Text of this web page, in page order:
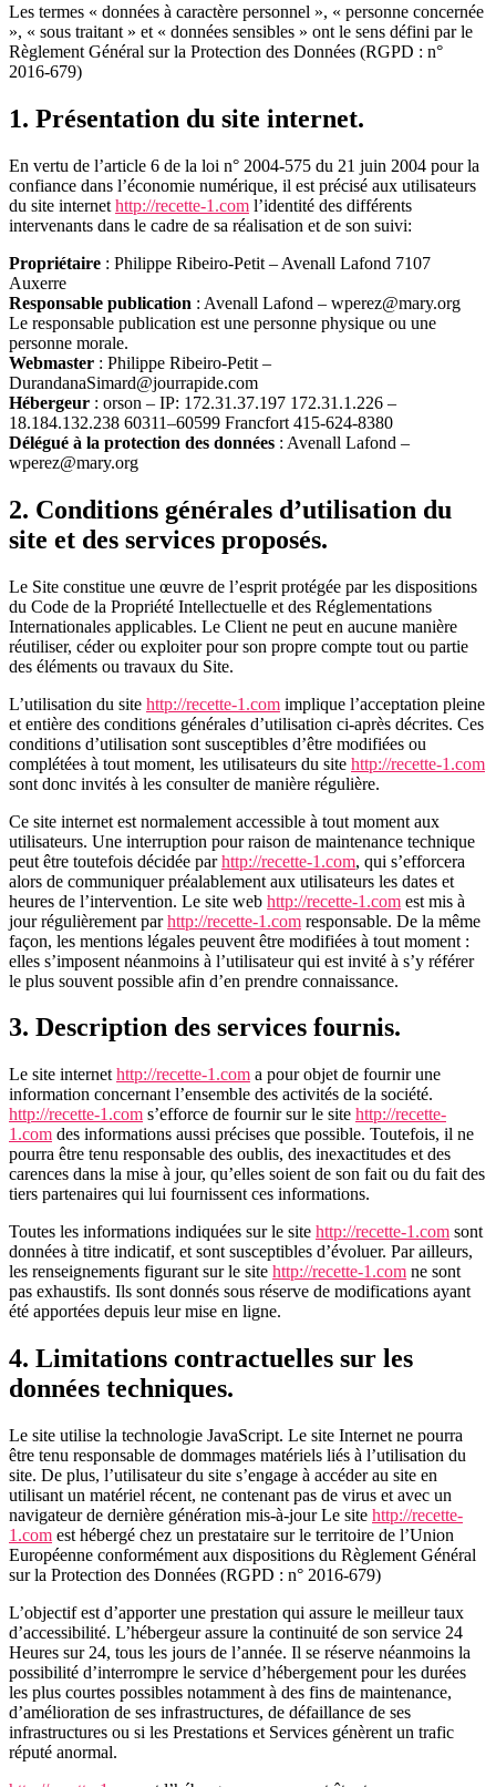
Les termes « données à caractère personnel », « personne concernée
», « sous traitant » et « données sensibles » ont le sens défini par le
Règlement Général sur la Protection des Données (RGPD : n°
2016-679)
1. Présentation du site internet.
En vertu de l’article 6 de la loi n° 2004-575 du 21 juin 2004 pour la
confiance dans l’économie numérique, il est précisé aux utilisateurs
du site internet http://recette-1.com l’identité des différents
intervenants dans le cadre de sa réalisation et de son suivi:
Propriétaire : Philippe Ribeiro-Petit – Avenall Lafond 7107
Auxerre
Responsable publication : Avenall Lafond – wperez@mary.org
Le responsable publication est une personne physique ou une
personne morale.
Webmaster : Philippe Ribeiro-Petit –
DurandanaSimard@jourrapide.com
Hébergeur : orson – IP: 172.31.37.197 172.31.1.226 –
18.184.132.238 60311–60599 Francfort 415-624-8380
Délégué à la protection des données : Avenall Lafond –
wperez@mary.org
2. Conditions générales d’utilisation du
site et des services proposés.
Le Site constitue une œuvre de l’esprit protégée par les dispositions
du Code de la Propriété Intellectuelle et des Réglementations
Internationales applicables. Le Client ne peut en aucune manière
réutiliser, céder ou exploiter pour son propre compte tout ou partie
des éléments ou travaux du Site.
L’utilisation du site http://recette-1.com implique l’acceptation pleine
et entière des conditions générales d’utilisation ci-après décrites. Ces
conditions d’utilisation sont susceptibles d’être modifiées ou
complétées à tout moment, les utilisateurs du site http://recette-1.com
sont donc invités à les consulter de manière régulière.
Ce site internet est normalement accessible à tout moment aux
utilisateurs. Une interruption pour raison de maintenance technique
peut être toutefois décidée parhttp://recette-1.com, qui s’efforcera
alors de communiquer préalablement aux utilisateurs les dates et
heures de l’intervention. Le site web http://recette-1.com est mis à
jour régulièrement parhttp://recette-1.com responsable. De la même
façon, les mentions légales peuvent être modifiées à tout moment :
elles s’imposent néanmoins à l’utilisateur qui est invité à s’y référer
le plus souvent possible afin d’en prendre connaissance.
3. Description des services fournis.
Le site internet http://recette-1.com a pour objet de fournir une
information concernant l’ensemble des activités de la société.
http://recette-1.com s’efforce de fournir sur le site http://recette-
1.com des informations aussi précises que possible. Toutefois, il ne
pourra être tenu responsable des oublis, des inexactitudes et des
carences dans la mise à jour, qu’elles soient de son fait ou du fait des
tiers partenaires qui lui fournissent ces informations.
Toutes les informations indiquées sur le site http://recette-1.com sont
données à titre indicatif, et sont susceptibles d’évoluer. Par ailleurs,
les renseignements figurant sur le site http://recette-1.com ne sont
pas exhaustifs. Ils sont donnés sous réserve de modifications ayant
été apportées depuis leur mise en ligne.
4. Limitations contractuelles sur les
données techniques.
Le site utilise la technologie JavaScript. Le site Internet ne pourra
être tenu responsable de dommages matériels liés à l’utilisation du
site. De plus, l’utilisateur du site s’engage à accéder au site en
utilisant un matériel récent, ne contenant pas de virus et avec un
navigateur de dernière génération mis-à-jour Le site http://recette-
1.com est hébergé chez un prestataire sur le territoire de l’Union
Européenne conformément aux dispositions du Règlement Général
sur la Protection des Données (RGPD : n° 2016-679)
L’objectif est d’apporter une prestation qui assure le meilleur taux
d’accessibilité. L’hébergeur assure la continuité de son service 24
Heures sur 24, tous les jours de l’année. Il se réserve néanmoins la
possibilité d’interrompre le service d’hébergement pour les durées
les plus courtes possibles notamment à des fins de maintenance,
d’amélioration de ses infrastructures, de défaillance de ses
infrastructures ou si les Prestations et Services génèrent un trafic
réputé anormal.